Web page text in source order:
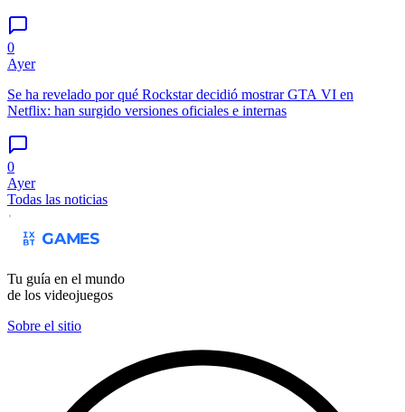
0
Ayer
Se ha revelado por qué Rockstar decidió mostrar GTA VI en
Netflix: han surgido versiones oficiales e internas
0
Ayer
Todas las noticias
Tu guía en el mundo
de los videojuegos
Sobre el sitio